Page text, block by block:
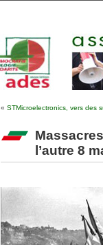
« STMicroelectronics, vers des
l’autre 8